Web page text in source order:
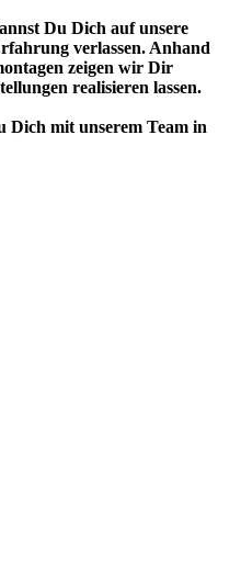
Du Dich auf unsere
verlassen. Anhand
zeigen wir Dir
realisieren lassen.
Dich mit unserem Team in